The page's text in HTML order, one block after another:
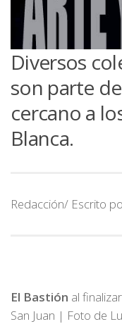
Diversos
son parte
cercano a
Blanca.
Redacción/ Escrito
El Bastión al
San Juan | Foto de